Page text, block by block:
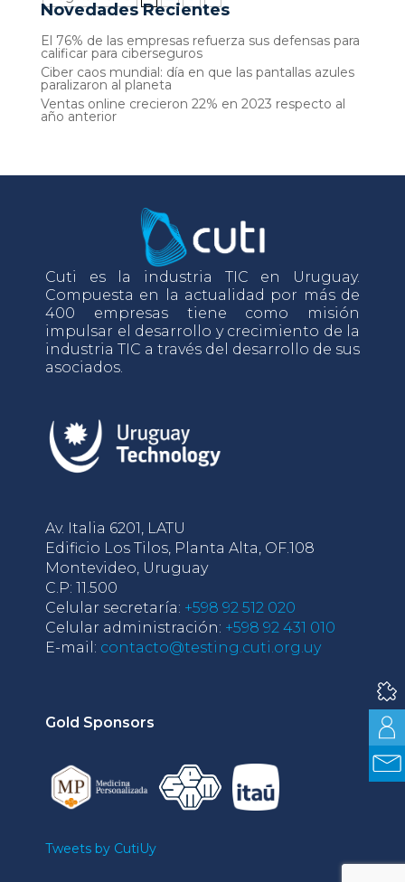
Novedades Recientes
El 76% de las empresas refuerza sus defensas para
calificar para ciberseguros
Ciber caos mundial: día en que las pantallas azules
paralizaron al planeta
Ventas online crecieron 22% en 2023 respecto al
año anterior
Cuti es la industria TIC en Uruguay.
Compuesta en la actualidad por más de
400 empresas tiene como misión
impulsar el desarrollo y crecimiento de la
industria TIC a través del desarrollo de sus
asociados.
Av. Italia 6201, LATU
Edificio Los Tilos, Planta Alta, OF.108
Montevideo, Uruguay
C.P: 11.500
Celular secretaría: +598 92 512 020
Celular administración: +598 92 431 010
E-mail: contacto@testing.cuti.org.uy
Gold Sponsors
Tweets by CutiUy